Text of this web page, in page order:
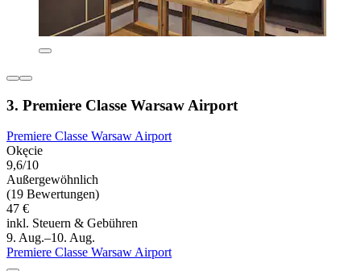
3. Premiere Classe Warsaw Airport
Premiere Classe Warsaw Airport
Okęcie
9,6/10
Außergewöhnlich
(19 Bewertungen)
47 €
inkl. Steuern & Gebühren
9. Aug.–10. Aug.
Premiere Classe Warsaw Airport